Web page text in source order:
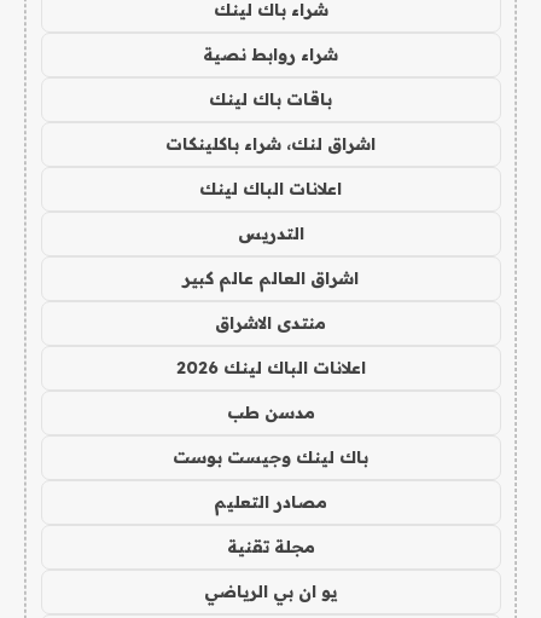
شراء باك لينك
شراء روابط نصية
باقات باك لينك
اشراق لنك، شراء باكلينكات
اعلانات الباك لينك
التدريس
اشراق العالم عالم كبير
منتدى الاشراق
اعلانات الباك لينك 2026
مدسن طب
باك لينك وجيست بوست
مصادر التعليم
مجلة تقنية
يو ان بي الرياضي